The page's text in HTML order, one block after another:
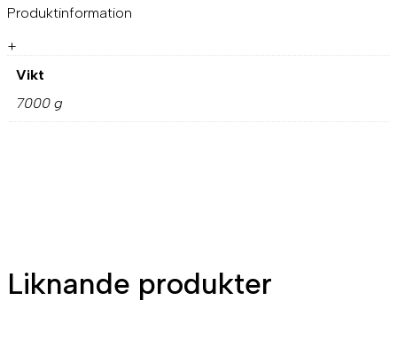
Produktinformation
+
Vikt
7000 g
Liknande produkter